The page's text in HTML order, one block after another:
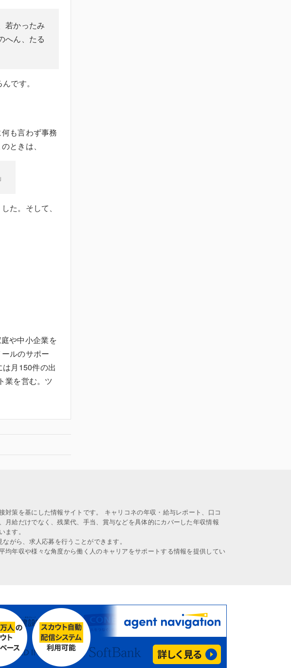
若かったみ
へん、たる
です。
も言わず事務
ときは、
た。そして、
や中小企業を
ルのサポー
月150件の出
業を営む。ツ
策を基にした情報サイトです。 キャリコネの年収・給与レポート、口コ
給だけでなく、残業代、手当、賞与などを具体的にカバーした年収情報
す。
がら、求人応募を行うことができます。
年収や様々な角度から働く人のキャリアをサポートする情報を提供してい